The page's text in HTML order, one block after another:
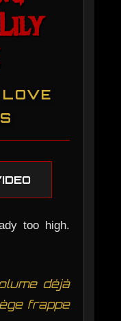
too high.
déjà
frappe